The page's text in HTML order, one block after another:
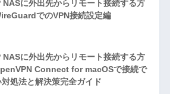
NASに外出先からリモート接続する方
でのVPN接続設定編
NASに外出先からリモート接続する方
Connect for macOSで接続で
対処法と解決策完全ガイド